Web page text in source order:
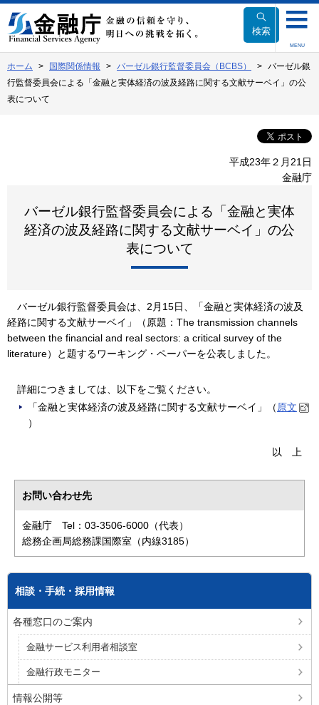
文
へ
動
検索
MENU
ホーム 国際関係情報 バーゼル銀行監督委員会（BCBS）
バーゼル銀
行監督委員会による「金融と実体経済の波及経路に関する文献サーベイ」の公
表について
平成23年２月21日
金融庁
バーゼル銀行監督委員会による「金融と実体
経済の波及経路に関する文献サーベイ」の公
表について
バーゼル銀行監督委員会は、2月15日、「金融と実体経済の波及
経路に関する文献サーベイ」（原題：The transmission channels
between the financial and real sectors: a critical survey of the
literature）と題するワーキング・ペーパーを公表しました。
詳細につきましては、以下をご覧ください。
「金融と実体経済の波及経路に関する文献サーベイ」（ 原文
）
以上
お問い合わせ先
金融庁 Tel：03-3506-6000（代表）
総務企画局総務課国際室（内線3185）
相談・手続・採用情報
各種窓口のご案内
金融サービス利用者相談室
金融行政モニター
情報公開等